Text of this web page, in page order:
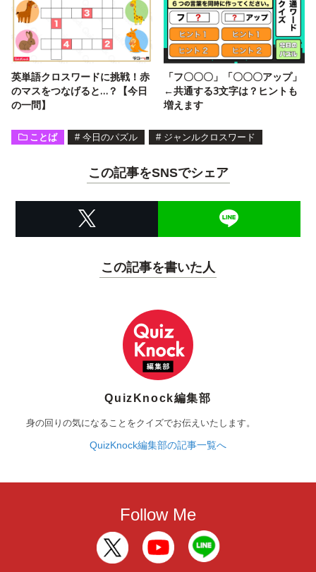
英単語クロスワードに挑戦！赤
のマスをつなげると…？【今日
の一問】
「フ〇〇〇」「〇〇〇アップ」
←共通する3文字は？ヒントも
増えます
ことば # 今日のパズル # ジャンルクロスワード
この記事をSNSでシェア
この記事を書いた人
QuizKnock編集部
身の回りの気になることをクイズでお伝えいたします。
QuizKnock編集部の記事一覧へ
Follow Me